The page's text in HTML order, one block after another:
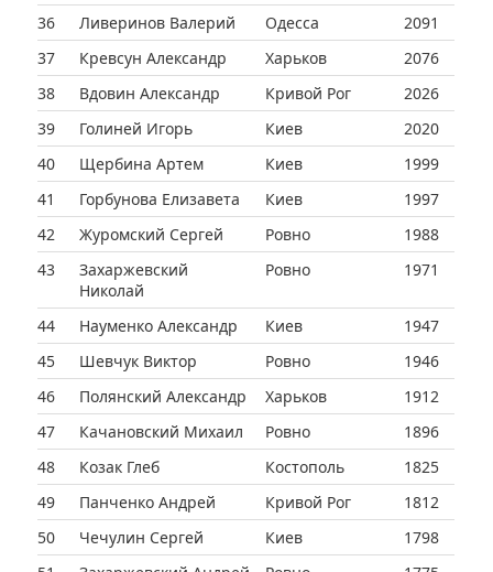
36
Ливеринов Валерий Одесса
2091
37
Кревсун Александр Харьков
2076
38
Вдовин Александр Кривой Рог
2026
39
Голиней Игорь Киев
2020
40
Щербина Артем Киев
1999
41
Горбунова Елизавета Киев
1997
42
Журомский Сергей Ровно
1988
43
Захаржевский
Николай
Ровно 1971
44 Науменко Александр Киев
1947
45
Шевчук Виктор Ровно
1946
46
Полянский Александр Харьков
1912
47
Качановский Михаил Ровно
1896
48
Козак Глеб Костополь
1825
49
Панченко Андрей Кривой Рог
1812
50
Чечулин Сергей Киев
1798